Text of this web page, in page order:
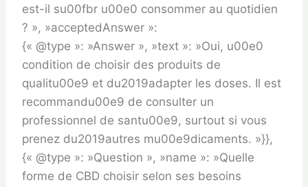
est-il su00fbr u00e0 consommer au quotidien
? », »acceptedAnswer »:
{« @type »: »Answer », »text »: »Oui, u00e0
condition de choisir des produits de
qualitu00e9 et du2019adapter les doses. Il est
recommandu00e9 de consulter un
professionnel de santu00e9, surtout si vous
prenez du2019autres mu00e9dicaments. »}},
{« @type »: »Question », »name »: »Quelle
forme de CBD choisir selon ses besoins